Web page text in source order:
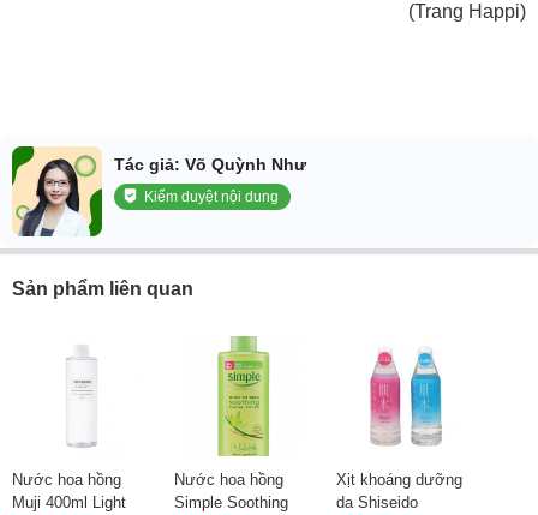
(Trang Happi)
Tác giả: Võ Quỳnh Như
Kiểm duyệt nội dung
Sản phẩm liên quan
Nước hoa hồng
Muji 400ml Light
Nước hoa hồng
Simple Soothing
Xịt khoáng dưỡng
da Shiseido